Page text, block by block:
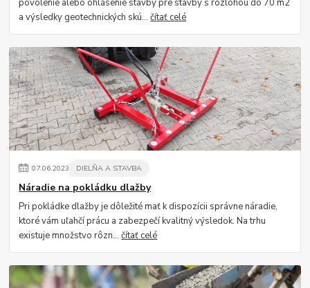
povolenie alebo ohlásenie stavby pre stavby s rozlohou do 70 m2
a výsledky geotechnických skú...čítať celé
07.06.2023 DIELŇA A STAVBA
Náradie na pokládku dlažby
Pri pokládke dlažby je dôležité mať k dispozícii správne náradie,
ktoré vám uľahčí prácu a zabezpečí kvalitný výsledok. Na trhu
existuje množstvo rôzn...čítať celé